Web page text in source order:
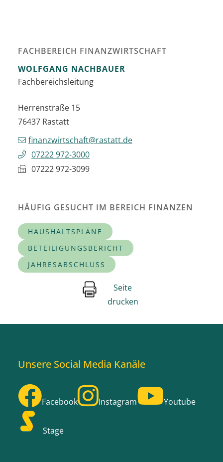
FACHBEREICH FINANZWIRTSCHAFT
WOLFGANG NACHBAUER
Fachbereichsleitung
Herrenstraße 15
76437 Rastatt
finanzwirtschaft@rastatt.de
07222 972-3000
07222 972-3099
HÄUFIG GESUCHT IM BEREICH FINANZEN
HAUSHALTSPLÄNE
BETEILIGUNGSBERICHT
JAHRESABSCHLUSS
Seite
drucken
Unsere Social Media Kanäle
Facebook Instagram Youtube
Stage